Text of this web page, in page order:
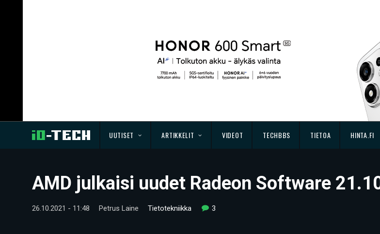
UUTISET ARTIKKELIT VIDEOT TECHBBS TIETOA HINTA.FI
AMD julkaisi uudet Radeon Software
26.10.2021 - 11:48 Petrus Laine Tietotekniikka 3